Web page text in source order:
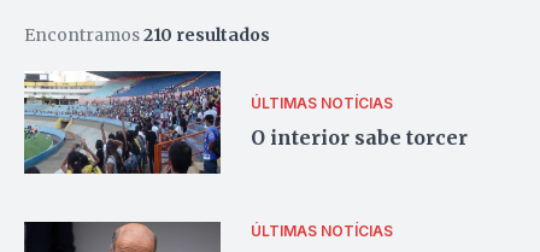
Encontramos210 resultados
ÚLTIMAS NOTÍCIAS
O interior sabe torcer
ÚLTIMAS NOTÍCIAS